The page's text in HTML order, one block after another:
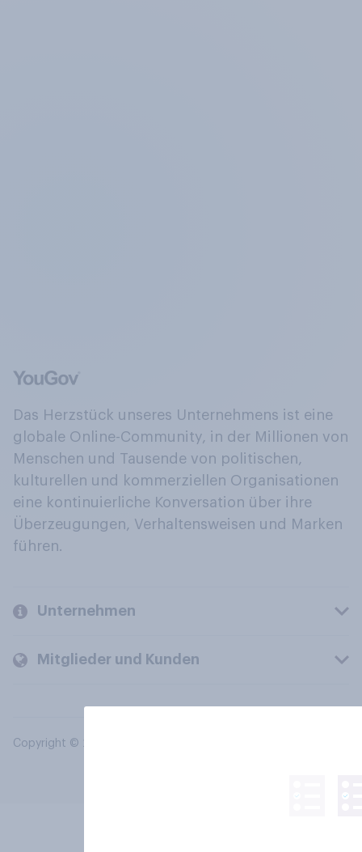
Das Herzstück unseres Unternehmens ist eine
globale Online-Community, in der Millionen von
Menschen und Tausende von politischen,
kulturellen und kommerziellen Organisationen
eine kontinuierliche Konversation über ihre
Überzeugungen, Verhaltensweisen und Marken
führen.
Unternehmen
Mitglieder und Kunden
Copyright © 2026 YouGov PLC. Alle Rechte vorbehalten.